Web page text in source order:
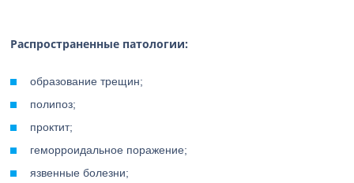
Распространенные патологии:
образование трещин;
полипоз;
проктит;
геморроидальное поражение;
язвенные болезни;